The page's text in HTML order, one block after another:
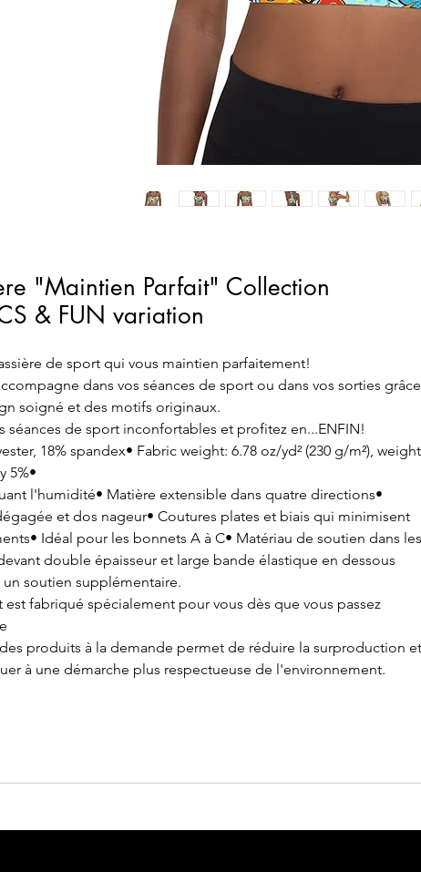
"Maintien Parfait" Collection
& FUN variation
de sport qui vous maintien parfaitement!
dans vos séances de sport ou dans vos sorties grâce
soigné et des motifs originaux.
séances de sport inconfortables et profitez en...ENFIN!
18% spandex• Fabric weight: 6.78 oz/yd² (230 g/m²), weight
5%•
l'humidité• Matière extensible dans quatre directions•
et dos nageur• Coutures plates et biais qui minimisent
Idéal pour les bonnets A à C• Matériau de soutien dans les
double épaisseur et large bande élastique en dessous
soutien supplémentaire.
fabriqué spécialement pour vous dès que vous passez
produits à la demande permet de réduire la surproduction et
à une démarche plus respectueuse de l'environnement.